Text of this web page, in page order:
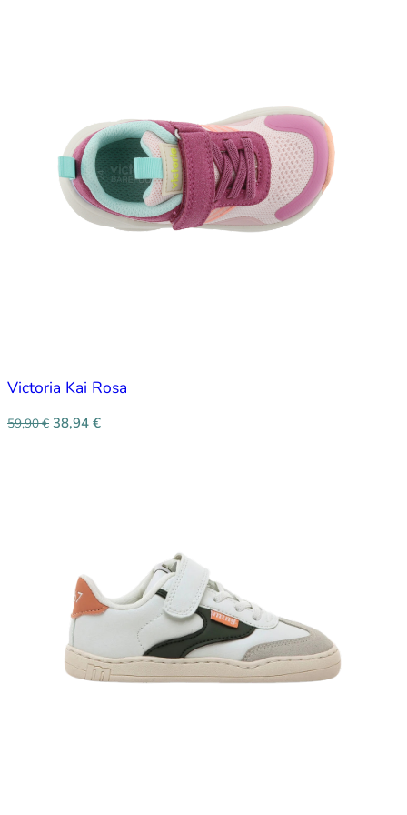
Victoria Kai Rosa
59,90€ 38,94 €